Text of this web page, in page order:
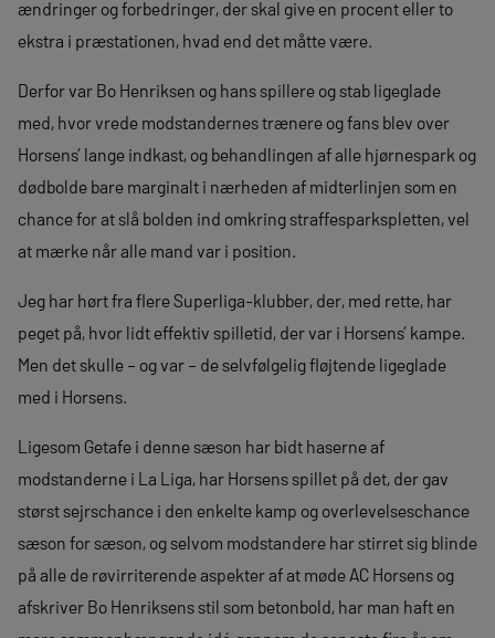
ændringer og forbedringer, der skal give en procent eller to
ekstra i præstationen, hvad end det måtte være.
Derfor var Bo Henriksen og hans spillere og stab ligeglade
med, hvor vrede modstandernes trænere og fans blev over
Horsens’ lange indkast, og behandlingen af alle hjørnespark og
dødbolde bare marginalt i nærheden af midterlinjen som en
chance for at slå bolden ind omkring straffesparkspletten, vel
at mærke når alle mand var i position.
Jeg har hørt fra flere Superliga-klubber, der, med rette, har
peget på, hvor lidt effektiv spilletid, der var i Horsens’ kampe.
Men det skulle – og var – de selvfølgelig fløjtende ligeglade
med i Horsens.
Ligesom Getafe i denne sæson har bidt haserne af
modstanderne i La Liga, har Horsens spillet på det, der gav
størst sejrschance i den enkelte kamp og overlevelseschance
sæson for sæson, og selvom modstandere har stirret sig blinde
på alle de røvirriterende aspekter af at møde AC Horsens og
afskriver Bo Henriksens stil som betonbold, har man haft en